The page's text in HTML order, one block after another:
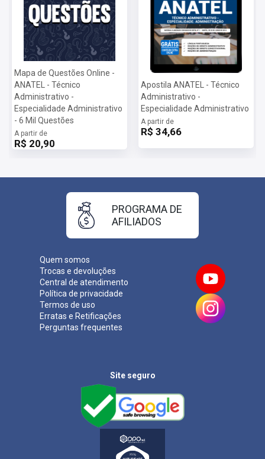
Mapa de Questões Online -
ANATEL - Técnico
Administrativo -
Especialidade Administrativo
- 6 Mil Questões
A partir de
R$ 20,90
Apostila ANATEL - Técnico
Administrativo -
Especialidade Administrativo
A partir de
R$ 34,66
Quem somos
Trocas e devoluções
Central de atendimento
Política de privacidade
Termos de uso
Erratas e Retificações
Perguntas frequentes
PROGRAMA DE
AFILIADOS
Site seguro